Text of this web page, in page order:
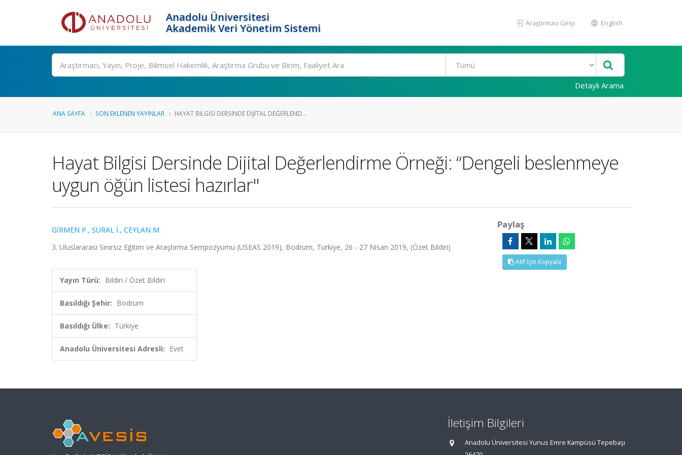
Anadolu Üniversitesi
Akademik Veri Yönetim Sistemi
Araştırmacı Girişi English
Ara
Detaylı Arama
ANA SAYFA SON EKLENEN YAYINLAR HAYAT BILGISI DERSINDE DIJITAL DEĞERLEND...
Hayat Bilgisi Dersinde Dijital Değerlendirme Örneği: “Dengeli beslenmeye
uygun öğün listesi hazırlar"
GİRMEN P., SÜRAL İ., CEYLAN M.
3. Uluslararası Sınırsız Eğitim ve Araştırma Sempozyumu (USEAS 2019), Bodrum, Türkiye, 26 - 27 Nisan 2019, (Özet Bildiri)
Yayın Türü: Bildiri / Özet Bildiri
Basıldığı Şehir: Bodrum
Basıldığı Ülke: Türkiye
Anadolu Üniversitesi Adresli: Evet
Paylaş
Atıf İçin Kopyala
İletişim Bilgileri
Anadolu Üniversitesi Yunus Emre Kampüsü Tepebaşı